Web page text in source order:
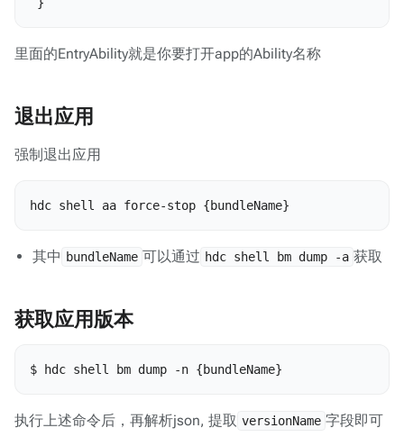
里面的EntryAbility就是你要打开app的Ability名称
退出应用
强制退出应用
hdc shell aa force-stop {bundleName}
其中 bundleName 可以通过 hdc shell bm dump -a 获取
获取应用版本
$ hdc shell bm dump -n {bundleName}
执行上述命令后，再解析json, 提取 versionName 字段即可